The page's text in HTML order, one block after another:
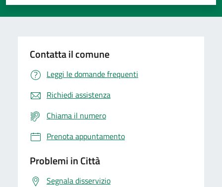
Valuta 5 stelle su 5
Valuta 4 stelle su 5
Valuta 3 stelle su 5
Valuta 2 stelle su 5
Valuta 1 stelle su 5
Contatta il comune
Leggi le domande frequenti
Richiedi assistenza
Chiama il numero
Prenota appuntamento
Problemi in Città
Segnala disservizio